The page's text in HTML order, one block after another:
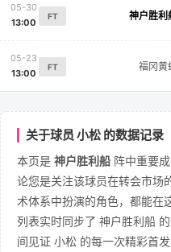
05-30
13:00
FT 神户胜利
05-23
13:00
FT 福冈黄
关于球员 小松 的数据记录
本页是 神户胜利船 阵中重要
论您是关注该球员在转会市场
术体系中扮演的角色，都能在
列表实时同步了 神户胜利船
间见证 小松 的每一次精彩首发